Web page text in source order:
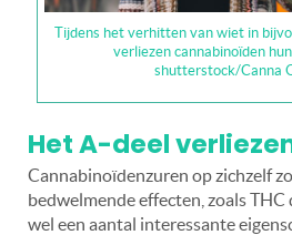
Tijdens het verhitten van wiet in
verliezen cannabinoïden hun
shutterstock/Canna
Het A-deel
Cannabinoïdenzuren op zichzelf
bedwelmende effecten, zoals THC
wel een aantal interessante